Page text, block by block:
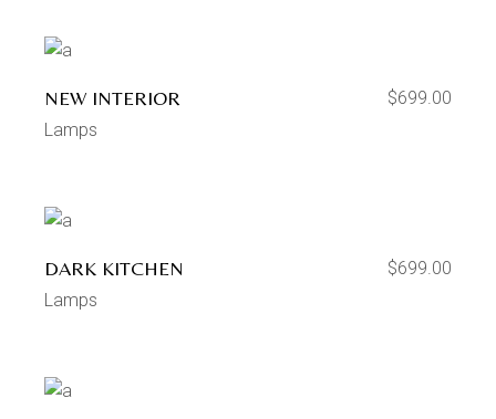
NEW INTERIOR $699.00
Lamps
DARK KITCHEN $699.00
Lamps